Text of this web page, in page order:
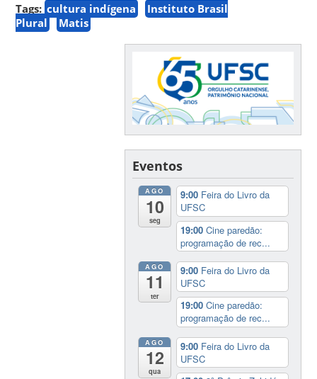
Tags: cultura indígena
Instituto Brasil
Plural
Matis
Eventos
AGO
10
seg
9:00 Feira do Livro da
UFSC
19:00Cine paredão:
programação de rec...
AGO
11
ter
9:00 Feira do Livro da
UFSC
19:00Cine paredão:
programação de rec...
AGO
12
qua
9:00 Feira do Livro da
UFSC